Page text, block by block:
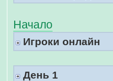
Начало
Игроки онлайн
День 1